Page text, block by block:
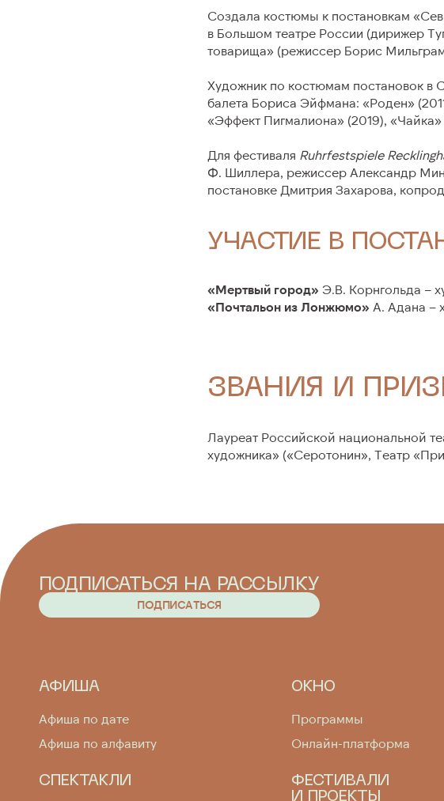
Создала костюмы к постановкам
в Большом театре России (дирижер
товарища» (режиссер Борис
Художник по костюмам постановок в
балета Бориса Эйфмана: «Роден»
«Эффект Пигмалиона» (2019),
Для фестиваля Ruhrfestspiele
Ф. Шиллера, режиссер Александр
постановке Дмитрия Захарова,
УЧАСТИЕ В
«Мертвый город» Э.В. Корнгольда –
«Почтальон из Лонжюмо» А. Адана –
ЗВАНИЯ И
Лауреат Российской национальной
художника» («Серотонин», Театр
ПОДПИСАТЬСЯ НА РАССЫЛКУ
ПОДПИСАТЬСЯ
ПОДПИСАТЬСЯ
АФИША
Афиша по дате
Афиша по алфавиту
СПЕКТАКЛИ
ОКНО
Программы
Онлайн-платформа
ФЕСТИВАЛИ
И ПРОЕКТЫ